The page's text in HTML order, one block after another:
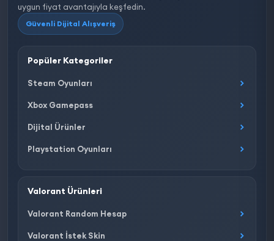
uygun fiyat avantajıyla keşfedin.
Güvenli Dijital Alışveriş
Popüler Kategoriler
Steam Oyunları
Xbox Gamepass
Dijital Ürünler
Playstation Oyunları
Valorant Ürünleri
Valorant Random Hesap
Valorant İstek Skin